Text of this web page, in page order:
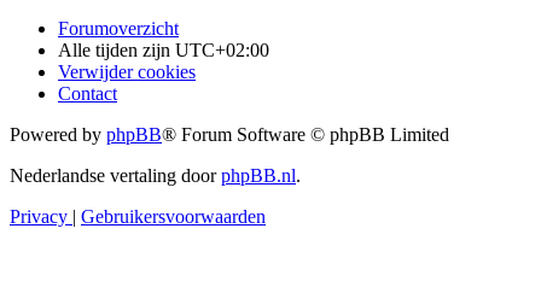
Forumoverzicht
Alle tijden zijn UTC+02:00
Verwijder cookies
Contact
Powered by phpBB® Forum Software © phpBB Limited
Nederlandse vertaling doorphpBB.nl.
Privacy | Gebruikersvoorwaarden